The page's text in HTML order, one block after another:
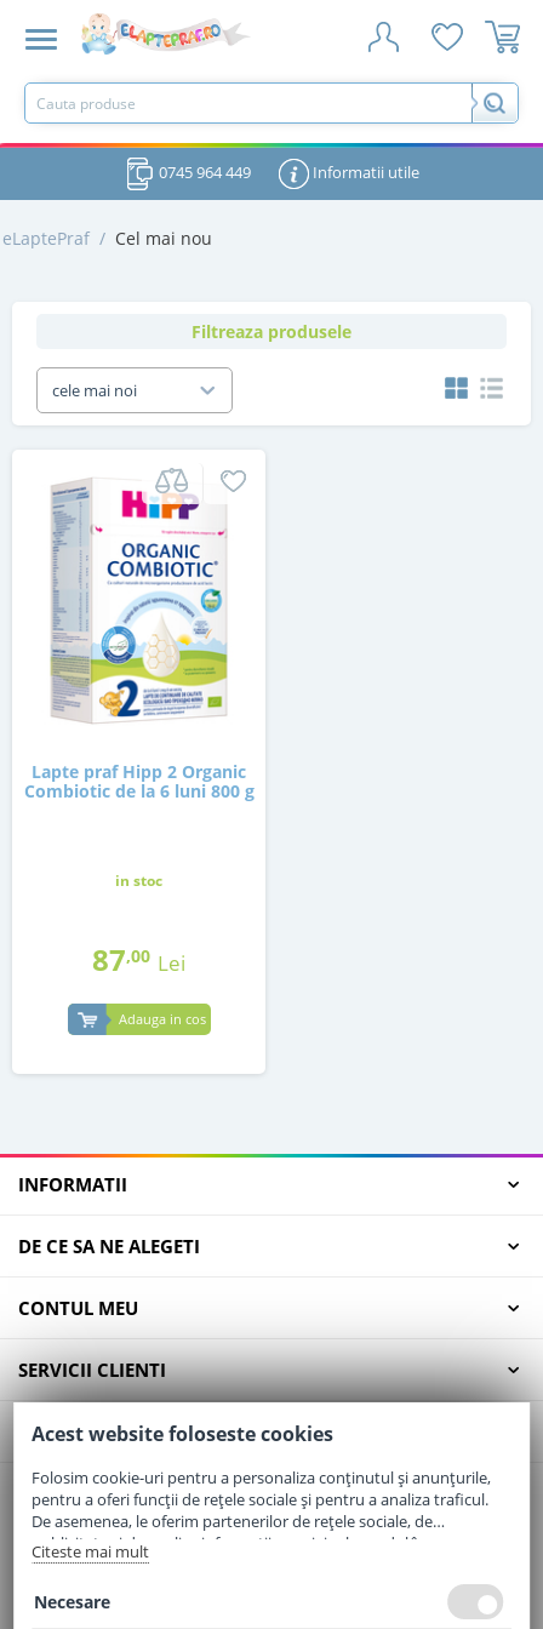
0745 964 449 Informatii utile
eLaptePraf / Cel mai nou
Filtreaza produsele
cele mai noi
Lapte praf Hipp 2 Organic
Combiotic de la 6 luni 800 g
in stoc
87,00 Lei
Adauga in cos
INFORMATII
DE CE SA NE ALEGETI
CONTUL MEU
SERVICII CLIENTI
CONTACT
Email:office@elaptepraf.ro
Telefon:0745-964-449
Adresa:Sos. Borsului, Nr. 20, Oradea, Jud. Bihor
Acest website foloseste cookies
Folosim cookie-uri pentru a personaliza conținutul și anunțurile,
pentru a oferi funcții de rețele sociale și pentru a analiza traficul.
De asemenea, le oferim partenerilor de rețele sociale, de
publicitate și de analize informații cu privire la modul în care
folosiți site-ul nostru. Aceștia le pot combina cu alte informații
Citeste mai mult
Necesare